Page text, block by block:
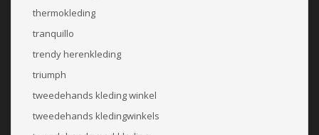
thermokleding
tranquillo
trendy herenkleding
triumph
tweedehands kleding winkel
tweedehands kledingwinkels